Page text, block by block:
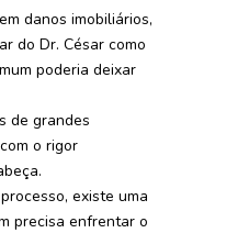
danos imobiliários,
do Dr. César como
poderia deixar
de grandes
o rigor
existe uma
precisa enfrentar o